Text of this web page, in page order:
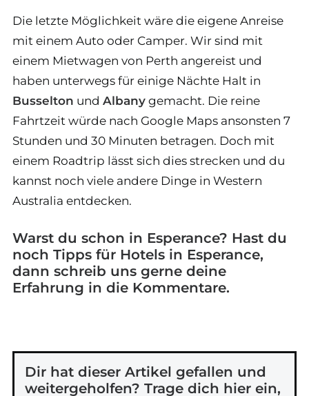
Die letzte Möglichkeit wäre die eigene Anreise
mit einem Auto oder Camper. Wir sind mit
einem Mietwagen von Perth angereist und
haben unterwegs für einige Nächte Halt in
Busselton und Albany gemacht. Die reine
Fahrtzeit würde nach Google Maps ansonsten 7
Stunden und 30 Minuten betragen. Doch mit
einem Roadtrip lässt sich dies strecken und du
kannst noch viele andere Dinge in Western
Australia entdecken.
Warst du schon in Esperance? Hast du
noch Tipps für Hotels in Esperance,
dann schreib uns gerne deine
Erfahrung in die Kommentare.
Dir hat dieser Artikel gefallen und
weitergeholfen? Trage dich hier ein,